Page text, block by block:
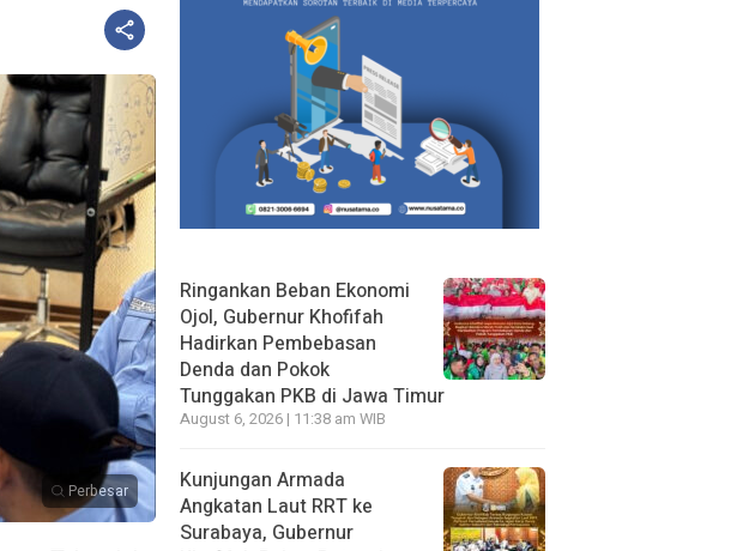
Perbesar
Ringankan Beban Ekonomi
Ojol, Gubernur Khofifah
Hadirkan Pembebasan
Denda dan Pokok
Tunggakan PKB di Jawa Timur
August 6, 2026 | 11:38 am WIB
Kunjungan Armada
Angkatan Laut RRT ke
Surabaya, Gubernur